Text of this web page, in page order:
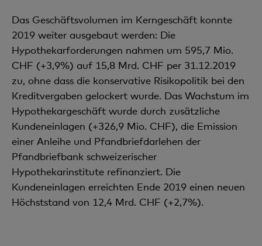
Das Geschäftsvolumen im Kerngeschäft konnte
2019 weiter ausgebaut werden: Die
Hypothekarforderungen nahmen um 595,7 Mio.
CHF (+3,9%) auf 15,8 Mrd. CHF per 31.12.2019
zu, ohne dass die konservative Risikopolitik bei den
Kreditvergaben gelockert wurde. Das Wachstum im
Hypothekargeschäft wurde durch zusätzliche
Kundeneinlagen (+326,9 Mio. CHF), die Emission
einer Anleihe und Pfandbriefdarlehen der
Pfandbriefbank schweizerischer
Hypothekarinstitute refinanziert. Die
Kundeneinlagen erreichten Ende 2019 einen neuen
Höchststand von 12,4 Mrd. CHF (+2,7%).